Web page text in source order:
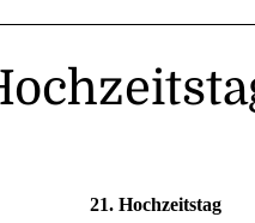
21. Hochzeitstag